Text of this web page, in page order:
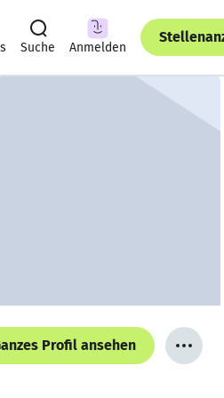
Suche Anmelden
Profil ansehen